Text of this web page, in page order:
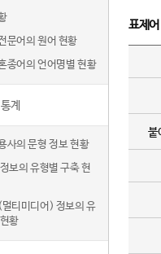
문어의 원어 현황
종어의 언어명별 현황
계
사의 문형 정보 현황
보의 유형별 구축 현
티미디어) 정보의 유
황
표제
붙